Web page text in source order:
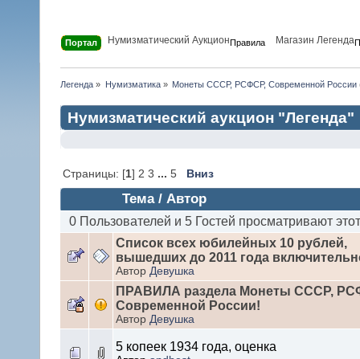
Портал Нумизматический АукционПравила Магазин Легенда
Легенда » Нумизматика» Монеты СССР, РСФСР, Современной России
Нумизматический аукцион "Легенда"
Страницы: [1] 2 3 ... 5 Вниз
Тема / Автор
0 Пользователей и 5 Гостей просматривают
Список всех юбилейных 10 рублей,
вышедших до 2011 года
Автор Девушка
ПРАВИЛА раздела Монеты СССР,
Современной России!
Автор Девушка
5 копеек 1934 года, оценка